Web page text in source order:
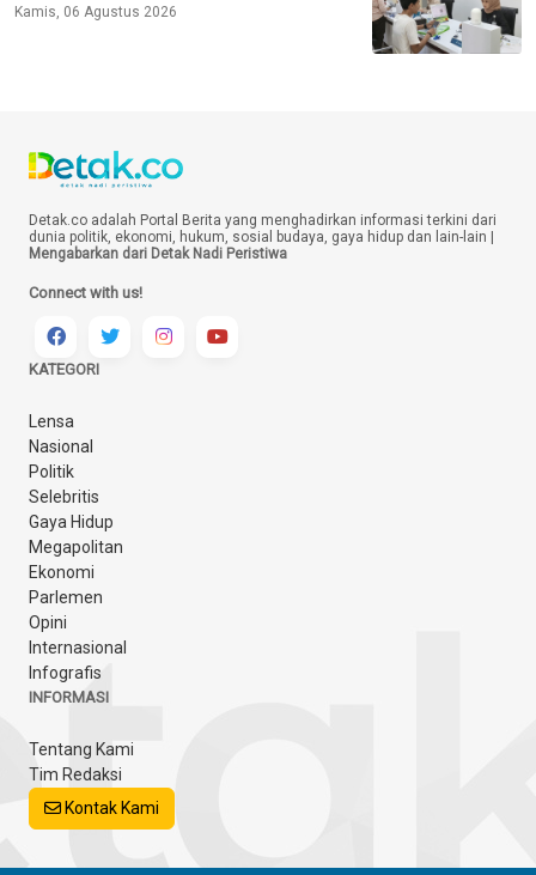
Kamis, 06 Agustus 2026
Detak.co adalah Portal Berita yang menghadirkan informasi terkini dari
dunia politik, ekonomi, hukum, sosial budaya, gaya hidup dan lain-lain |
Mengabarkan dari Detak Nadi Peristiwa
Connect with us!
KATEGORI
Lensa
Nasional
Politik
Selebritis
Gaya Hidup
Megapolitan
Ekonomi
Parlemen
Opini
Internasional
Infografis
INFORMASI
Tentang Kami
Tim Redaksi
Kontak Kami